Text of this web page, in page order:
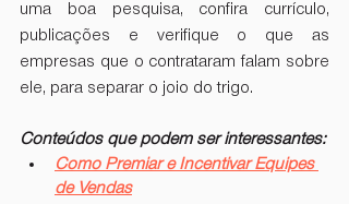
uma boa pesquisa, confira currículo,
publicações e verifique o que as
empresas que o contrataram falam sobre
ele, para separar o joio do trigo.
Conteúdos que podem ser interessantes:
Como Premiar e Incentivar Equipes
de Vendas